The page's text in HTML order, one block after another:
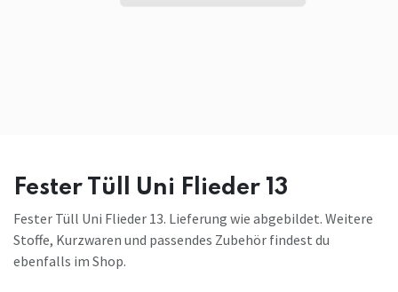
Fester Tüll Uni Flieder 13
Fester Tüll Uni Flieder 13. Lieferung wie abgebildet. Weitere
Stoffe, Kurzwaren und passendes Zubehör findest du
ebenfalls im Shop.